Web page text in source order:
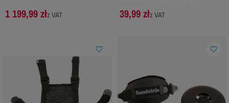
1 199,99 złz VAT 39,99 złz VAT
favorite_border favorite_border